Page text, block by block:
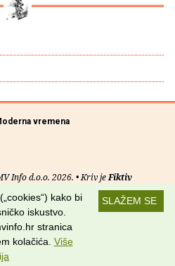
vremena
Info d.o.o. 2026. • Kriv jeFiktiv
Uvjeti korištenja RSS kanali
nas na:
SLAŽEM SE
kako bi
iskustvo.
stranica
kolačića. Više